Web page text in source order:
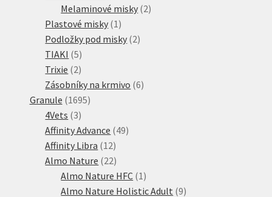
produktů
Melaminové misky 22
Plastové misky 1 1
produkt
Podložky pod misky 22
TIAKI 55
produktů
Trixie 22
produkty
Zásobníky na krmivo 66
Granule 16951695
4Vets 33
produkty
Affinity Advance 4949
Affinity Libra 1212
produktů
Almo Nature 2222
produktů
Almo Nature HFC 1 1
produkt
Almo Nature Holistic Adult 99